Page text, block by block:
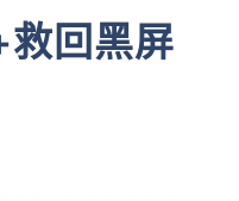
回黑屏